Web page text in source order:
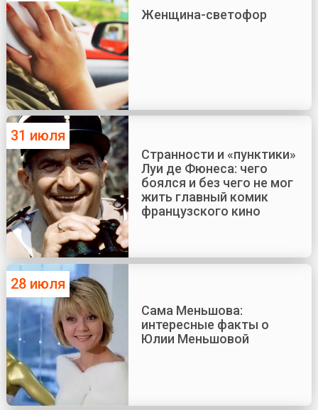
Женщина-светофор
31 июля
Странности и «пунктики»
Луи де Фюнеса: чего
боялся и без чего не мог
жить главный комик
французского кино
28 июля
Сама Меньшова:
интересные факты о
Юлии Меньшовой